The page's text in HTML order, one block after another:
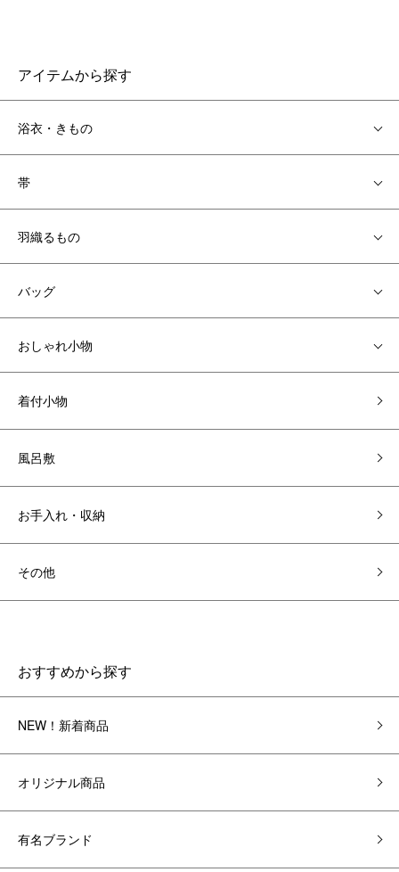
アイテムから探す
浴衣・きもの
帯
羽織るもの
バッグ
おしゃれ小物
着付小物
風呂敷
お手入れ・収納
その他
おすすめから探す
NEW！新着商品
オリジナル商品
有名ブランド